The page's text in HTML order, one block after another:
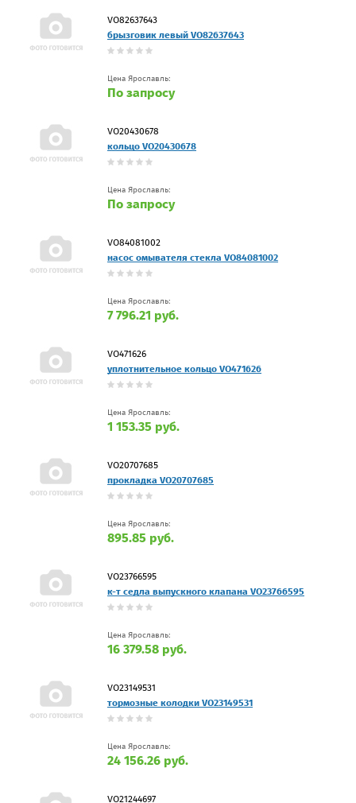
VO82637643
брызговик левый VO82637643
Цена Ярославль:
По запросу
VO20430678
кольцо VO20430678
Цена Ярославль:
По запросу
VO84081002
насос омывателя стекла VO84081002
Цена Ярославль:
7 796.21 руб.
VO471626
уплотнительное кольцо VO471626
Цена Ярославль:
1 153.35 руб.
VO20707685
прокладка VO20707685
Цена Ярославль:
895.85 руб.
VO23766595
к-т седла выпускного клапана VO23766595
Цена Ярославль:
16 379.58 руб.
VO23149531
тормозные колодки VO23149531
Цена Ярославль:
24 156.26 руб.
VO21244697